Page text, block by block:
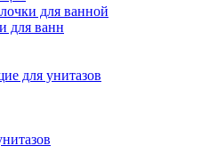
для ванной
для ванн
для унитазов